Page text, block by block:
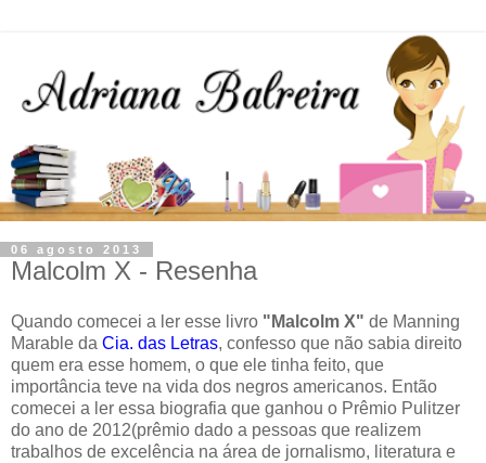
06 agosto 2013
Malcolm X - Resenha
Quando comecei a ler esse livro "Malcolm X" de Manning
Marable da Cia. das Letras, confesso que não sabia direito
quem era esse homem, o que ele tinha feito, que
importância teve na vida dos negros americanos. Então
comecei a ler essa biografia que ganhou o Prêmio Pulitzer
do ano de 2012(prêmio dado a pessoas que realizem
trabalhos de excelência na área de jornalismo, literatura e